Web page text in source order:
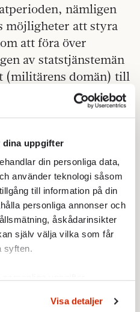
dina uppgifter
din personliga data,
använder teknologi såsom
till information på din
personliga annonser och
åskådarinsikter
själv välja vilka som får
syften.
ditt samtycke när som
Visa detaljer
nämligen
möjligheter att styra
att föra över
av statstjänstemän
(militärens domän) till
har militären
inflytande man haft
han, att
Hlaings ser sin
roll.
på 70-talet när
administrativa
gjorde det till en
som det inte
gamla militärjuntans